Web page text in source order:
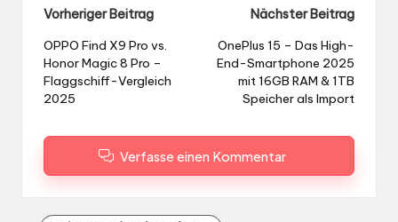
Post
navigation
Vorheriger Beitrag
OPPO Find X9 Pro vs.
Honor Magic 8 Pro –
Flaggschiff-Vergleich
2025
Nächster Beitrag
OnePlus 15 – Das High-
End-Smartphone 2025
mit 16GB RAM & 1TB
Speicher als Import
Verfasse einen Kommentar